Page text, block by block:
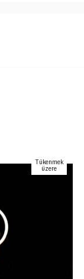
Tükenmek
üzere